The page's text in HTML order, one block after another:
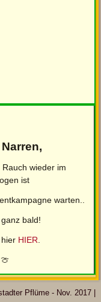
wieder im
ist
warten..
bald!
HIER
Pflüme - Nov. 2017 |